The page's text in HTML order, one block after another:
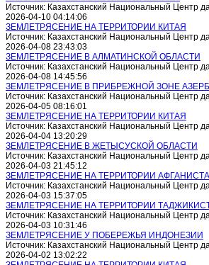
Источник: Казахстанский Национальный Центр
2026-04-10 04:14:06
ЗЕМЛЕТРЯСЕНИЕ НА ТЕРРИТОРИИ КИТАЯ
Источник: Казахстанский Национальный Центр
2026-04-08 23:43:03
ЗЕМЛЕТРЯСЕНИЕ В АЛМАТИНСКОЙ ОБЛАСТИ
Источник: Казахстанский Национальный Центр
2026-04-08 14:45:56
ЗЕМЛЕТРЯСЕНИЕ В ПРИБРЕЖНОЙ ЗОНЕ
Источник: Казахстанский Национальный Центр
2026-04-05 08:16:01
ЗЕМЛЕТРЯСЕНИЕ НА ТЕРРИТОРИИ КИТАЯ
Источник: Казахстанский Национальный Центр
2026-04-04 13:20:29
ЗЕМЛЕТРЯСЕНИЕ В ЖЕТЫСУСКОЙ ОБЛАСТИ
Источник: Казахстанский Национальный Центр
2026-04-03 21:45:12
ЗЕМЛЕТРЯСЕНИЕ НА ТЕРРИТОРИИ
Источник: Казахстанский Национальный Центр
2026-04-03 15:37:05
ЗЕМЛЕТРЯСЕНИЕ НА ТЕРРИТОРИИ
Источник: Казахстанский Национальный Центр
2026-04-03 10:31:46
ЗЕМЛЕТРЯСЕНИЕ У ПОБЕРЕЖЬЯ ИНДОНЕЗИИ
Источник: Казахстанский Национальный Центр
2026-04-02 13:02:22